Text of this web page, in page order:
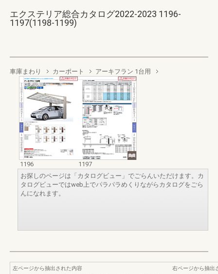
エクステリア総合カタログ2022-2023 1196-
1197(1198-1199)
車庫まわり カーポート アーキフラン 1台用
1196
1197
お探しのページは「カタログビュー」でごらんいただけます。カ
タログビューではweb上でパラパラめくりながらカタログをごら
んになれます。
左ページから抽出された内容
右ページから抽出